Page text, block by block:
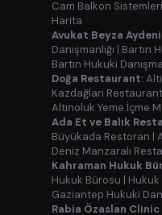
Cam Balkon Sistemleri
Harita
Avukat Beyza
Danışmanlığı | Bartın
Bartın Hukuki
Doğa Restaurant:
Kazdağları Restaurant
Altınoluk Yeme İçme
Ada Et ve Balık
Büyükada Restoran |
Deniz Manzaralı
Kahraman Hukuk
Hukuk Bürosu | Hukuk
Gaziantep Hukuki
Rabia Özaslan